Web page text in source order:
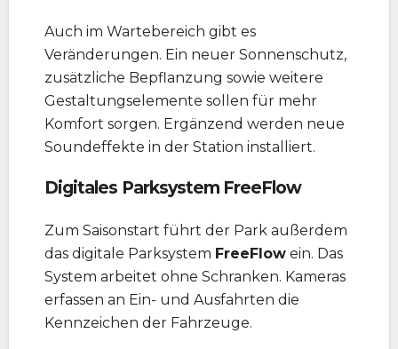
Auch im Wartebereich gibt es
Veränderungen. Ein neuer Sonnenschutz,
zusätzliche Bepflanzung sowie weitere
Gestaltungselemente sollen für mehr
Komfort sorgen. Ergänzend werden neue
Soundeffekte in der Station installiert.
Digitales Parksystem FreeFlow
Zum Saisonstart führt der Park außerdem
das digitale Parksystem FreeFlow ein. Das
System arbeitet ohne Schranken. Kameras
erfassen an Ein- und Ausfahrten die
Kennzeichen der Fahrzeuge.